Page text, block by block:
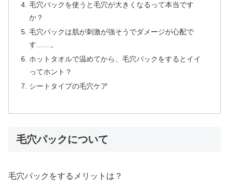
毛穴パックを使うと毛穴が大きくなるって本当です
か？
毛穴パックは肌が刺激が強そうでダメージが心配で
す……。
ホットタオルで温めてから、毛穴パックをするとイイ
ってホント？
シートタイプの毛穴ケア
毛穴パックについて
毛穴パックをするメリットは？